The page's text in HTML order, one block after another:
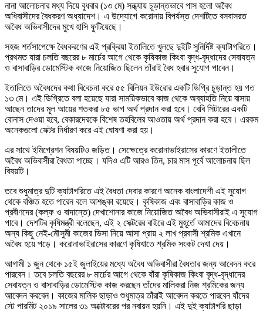
নানা আলোচনার মধ্য দিয়ে বুধবার (১৩ মে) সন্ধ্যায় চূড়ান্তভাবে পাস হলো অবৈধ
অধিবাসীদের বৈধকরণ অধ্যাদেশ। এ উদ্যোগে করোনায় বিপর্যস্ত দেশটিতে বসবাসরত
অবৈধ অভিবাসীদের মুখে হাসি ফুটিয়েছে।
সহজ শর্তসাপেক্ষে বৈধকরণের এই প্রক্রিয়া ইতালিতে খুলছে দুইটি সুনির্দিষ্ট ক্যাটাগরিতে।
প্রথমত যারা চলতি বছরের ৮ মার্চের আগে থেকে কৃষিকাজ কিংবা বৃদ্ধ-বৃদ্ধাদের সেবাযত্ন
ও বাসাবাড়ির ডোমেস্টিক কাজে নিয়োজিত ছিলেন তাঁরাই বৈধ হবার সুযোগ পাবেন।
ইতালিতে অবৈধদের কথা বিবেচনা করে ৫৫ বিলিয়ন ইউরোর একটি ডিগ্রি চূড়ান্ত হয় গত
১৩ মে। এই ডিগ্রিতে বলা হয়েছে যারা সাময়িকভাবে কাজ থেকে অব্যাহতি নিয়ে বাসায়
আছেন তাদের মূল আয়ের শতকরা ৮৫ ভাগ অর্থ প্রদান করা হবে। বেবি সিটারের একটি
বোনাস দেওয়া হবে, বেকারদেরকে বিশেষ তহবিলের আওতায় অর্থ প্রদান করা হবে। এরকম
অনেকগুলো সেক্টর নির্ধারণ করে এই ঘোষণা করা হয়।
এর সাথে ইমিগ্রেশন বিষয়টিও জড়িত। সেক্ষেত্রে করোনাভাইরাসের কারণে ইতালীতে
অবৈধ অভিবাসীরা বৈধতা পাচ্ছে। যদিও এটি আরও তিন, চার মাস পূর্বে আলোচনায় ছিল
বিষয়টি।
তবে শুধুমাত্র দুটি ক্যাটাগরিতে এই বৈধতা দেবার কারণে অনেক বাংলাদেশী এই সুযোগ
থেকে বঞ্চিত হতে পারেন বলে আশঙ্কা রয়েছে। কৃষিকাজ এবং বাসাবাড়ির কাজ ও
প্রবীণদের (কল্ফ ও বাদান্তে) দেখাশোনার কাজে নিয়োজিত অবৈধ অভিবাসীরাই এ সুযোগ
পাবে। দেশটির কৃষিমন্ত্রী বলেছেন, এই ২ সেক্টরের বাইরে এই মুহূর্তে আমাদের বিবেচনায়
অন্য কিছু নেই-মৌসুমী কাজের ভিসা নিয়ে আসা প্রায় ২ লাখ প্রবাসী শ্রমিক এখানে
অবৈধ হয়ে পড়ে। করোনাভাইরাসের কারণে কৃষিখাতে শ্রমিক সংকট দেখা দেয়।
আগামী ১ জুন থেকে ১৫ই জুলাইয়ের মধ্যে অবৈধ অভিবাসীরা বৈধতার জন্য আবেদন করে
পারবেন। তবে চলতি বছরের ৮ মার্চের আগে থেকে যাঁরা কৃষিকাজ কিংবা বৃদ্ধ-বৃদ্ধাদের
সেবাযত্ন ও বাসাবাড়ির ডোমেস্টিক কাজ করছেন তাঁদের মালিকরা নিজ শ্রমিকের জন্য
আবেদন করবেন। কাজের মালিক ছাড়াও শুধুমাত্র তাঁরাই আবেদন করতে পারবেন যাঁদের
স্টে পারমিট ২০১৯ সালের ৩১ অক্টোবরের পর নবায়ন হয়নি। এই দুই ক্যাটাগরি ছাড়া